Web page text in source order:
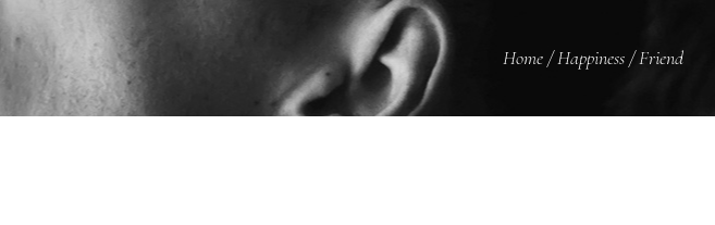
Home/Happiness/Friend